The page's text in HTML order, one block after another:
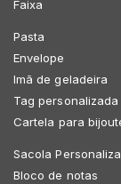
Faixa
Pasta
Envelope
Imã de geladeira
Tag personalizada
Cartela para
Sacola
Bloco de notas